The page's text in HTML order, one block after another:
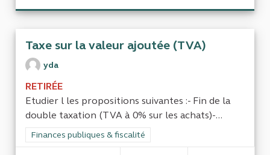
Taxe sur la valeur ajoutée (TVA)
yda
RETIRÉE
Etudier l les propositions suivantes :- Fin de la
double taxation (TVA à 0% sur les achats)-...
Filtrer les résultats de la catégorie : Finances publiques &
Finances publiques & fiscalité